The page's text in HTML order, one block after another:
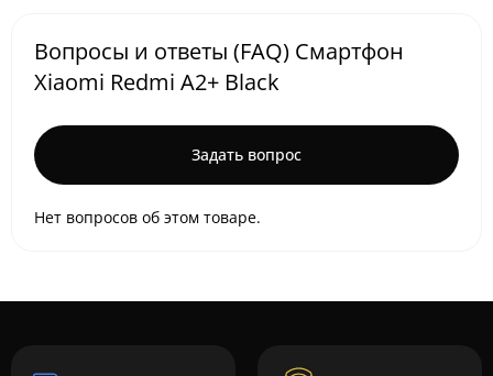
Вопросы и ответы (FAQ) Смартфон
Xiaomi Redmi A2+ Black
Задать вопрос
Нет вопросов об этом товаре.